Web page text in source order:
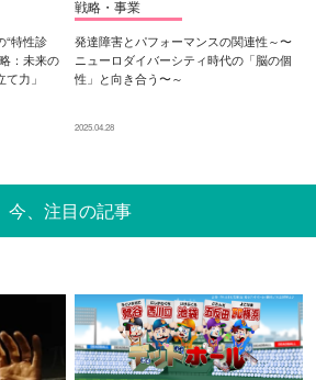
“特性診
：未来の
力」
戦略・事業
発達障害とパフォーマンスの関連性～〜
ニューロダイバーシティ時代の「脳の個
性」と向き合う〜～
2025.04.28
今、注目の記事